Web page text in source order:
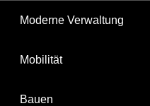
Moderne Verwaltung
Mobilität
Bauen